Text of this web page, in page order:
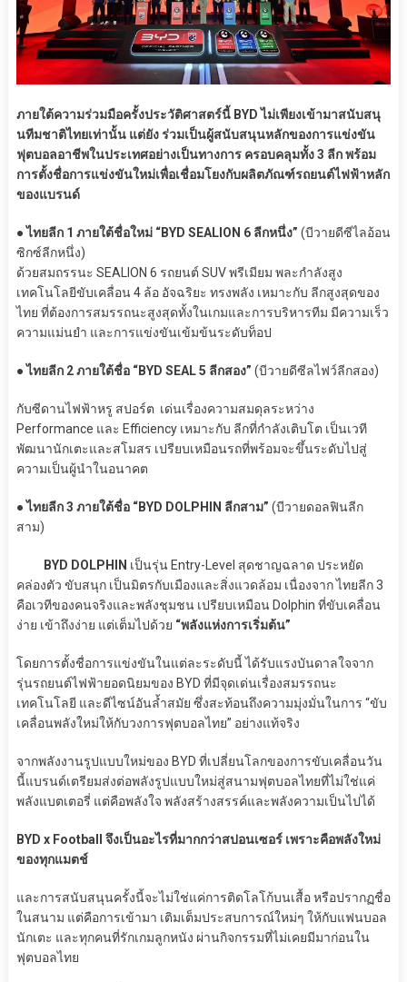
ภายใต้ความร่วมมือครั้งประวัติศาสตร์นี้ BYD ไม่เพียงเข้ามาสนับสนุ
นทีมชาติไทยเท่านั้น แต่ยัง ร่วมเป็นผู้สนับสนุนหลักของการแข่งขัน
ฟุตบอลอาชีพในประเทศอย่างเป็นทางการ ครอบคลุมทั้ง 3 ลีก พร้อม
การตั้งชื่อการแข่งขันใหม่เพื่อเชื่อมโยงกับผลิตภัณฑ์รถยนต์ไฟฟ้าหลัก
ของแบรนด์
● ไทยลีก 1 ภายใต้ชื่อใหม่ “BYD SEALION 6 ลีกหนึ่ง” (บีวายดีซีไลอ้อน
ซิกซ์ลีกหนึ่ง)
ด้วยสมถรรนะ SEALION 6 รถยนต์ SUV พรีเมียม พละกำลังสูง
เทคโนโลยีขับเคลื่อน 4 ล้อ อัจฉริยะ ทรงพลัง เหมาะกับ ลีกสูงสุดของ
ไทย ที่ต้องการสมรรถนะสูงสุดทั้งในเกมและการบริหารทีม มีความเร็ว
ความแม่นยำ และการแข่งขันเข้มข้นระดับท็อป
● ไทยลีก 2 ภายใต้ชื่อ “BYD SEAL 5 ลีกสอง” (บีวายดีซีลไฟว์ลีกสอง)
กับซีดานไฟฟ้าหรู สปอร์ต เด่นเรื่องความสมดุลระหว่าง
Performance และ Efficiency เหมาะกับ ลีกที่กำลังเติบโต เป็นเวที
พัฒนานักเตะและสโมสร เปรียบเหมือนรถที่พร้อมจะขึ้นระดับไปสู่
ความเป็นผู้นำในอนาคต
● ไทยลีก 3 ภายใต้ชื่อ “BYD DOLPHIN ลีกสาม” (บีวายดอลฟินลีก
สาม)
BYD DOLPHIN เป็นรุ่น Entry-Level สุดชาญฉลาด ประหยัด
คล่องตัว ขับสนุก เป็นมิตรกับเมืองและสิ่งแวดล้อม เนื่องจาก ไทยลีก 3
คือเวทีของคนจริงและพลังชุมชน เปรียบเหมือน Dolphin ที่ขับเคลื่อน
ง่าย เข้าถึงง่าย แต่เต็มไปด้วย “พลังแห่งการเริ่มต้น”
โดยการตั้งชื่อการแข่งขันในแต่ละระดับนี้ ได้รับแรงบันดาลใจจาก
รุ่นรถยนต์ไฟฟ้ายอดนิยมของ BYD ที่มีจุดเด่นเรื่องสมรรถนะ
เทคโนโลยี และดีไซน์อันล้ำสมัย ซึ่งสะท้อนถึงความมุ่งมั่นในการ “ขับ
เคลื่อนพลังใหม่ให้กับวงการฟุตบอลไทย” อย่างแท้จริง
จากพลังงานรูปแบบใหม่ของ BYD ที่เปลี่ยนโลกของการขับเคลื่อนวัน
นี้แบรนด์เตรียมส่งต่อพลังรูปแบบใหม่สู่สนามฟุตบอลไทยที่ไม่ใช่แค่
พลังแบตเตอรี่ แต่คือพลังใจ พลังสร้างสรรค์และพลังความเป็นไปได้
BYD x Football จึงเป็นอะไรที่มากกว่าสปอนเซอร์ เพราะคือพลังใหม่
ของทุกแมตช์
และการสนับสนุนครั้งนี้จะไม่ใช่แค่การติดโลโก้บนเสื้อ หรือปรากฏชื่อ
ในสนาม แต่คือการเข้ามา เติมเต็มประสบการณ์ใหม่ๆ ให้กับแฟนบอล
นักเตะ และทุกคนที่รักเกมลูกหนัง ผ่านกิจกรรมที่ไม่เคยมีมาก่อนใน
ฟุตบอลไทย